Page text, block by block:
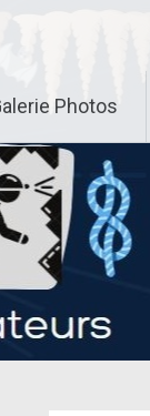
Photos